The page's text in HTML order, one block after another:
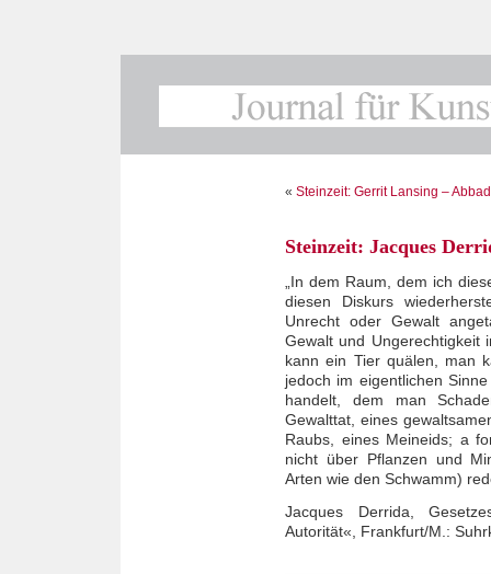
« Steinzeit: Gerrit Lansing –
Steinzeit: Jacques
„In dem Raum, dem ich
diesen Diskurs
Unrecht oder Gewalt
Gewalt und Ungerechtigkeit
kann ein Tier quälen, man
jedoch im eigentlichen
handelt, dem man
Gewalttat, eines
Raubs, eines Meineids; a
nicht über Pflanzen und
Arten wie den Schwamm)
Jacques Derrida,
Autorität«, Frankfurt/M.: